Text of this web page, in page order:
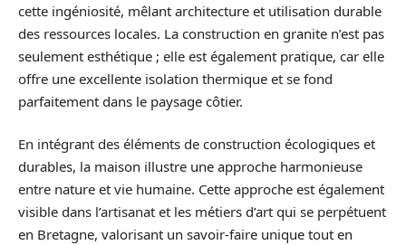
cette ingéniosité, mêlant architecture et utilisation durable
des ressources locales. La construction en granite n’est pas
seulement esthétique ; elle est également pratique, car elle
offre une excellente isolation thermique et se fond
parfaitement dans le paysage côtier.
En intégrant des éléments de construction écologiques et
durables, la maison illustre une approche harmonieuse
entre nature et vie humaine. Cette approche est également
visible dans l’artisanat et les métiers d’art qui se perpétuent
en Bretagne, valorisant un savoir-faire unique tout en